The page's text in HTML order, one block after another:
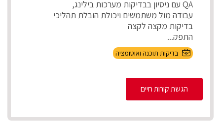
QA עם ניסיון בבדיקות מערכות בילינג,
עבודה מול משתמשים ויכולת הובלת תהליכי
בדיקות מקצה לקצה
התפק...
בדיקות תוכנה ואוטומציה
הגשת קורות חיים